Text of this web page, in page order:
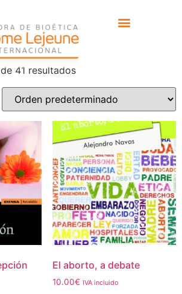
41 resultados
El aborto, a debate
10.00€ IVA incluido